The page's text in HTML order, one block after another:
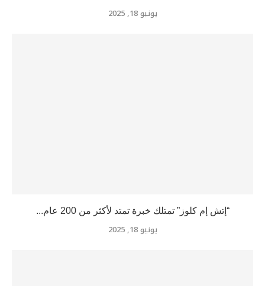
يونيو 18, 2025
“إتش إم كلوز” تمتلك خبرة تمتد لأكثر من 200 عام...
يونيو 18, 2025